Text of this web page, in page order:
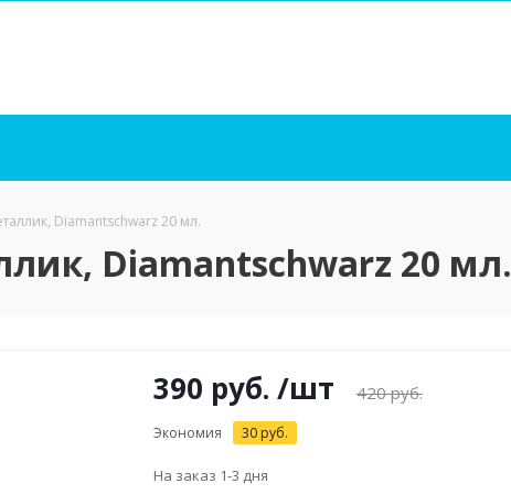
Diamantschwarz 20 мл.
Diamantschwarz 20 мл.
390 руб. /шт 420руб.
Экономия 30 руб.
На заказ 1-3 дня